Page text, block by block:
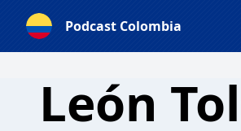
Podcast Colombia
León